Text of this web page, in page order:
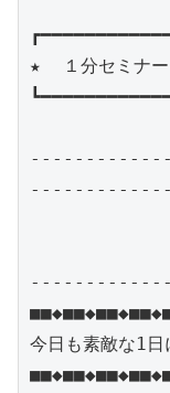
★  １分セミナ
今日も素敵な1日